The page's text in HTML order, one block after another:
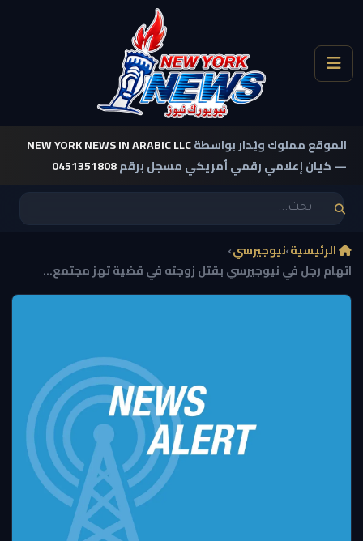
الموقع مملوك ويُدار بواسطةNEW YORK NEWS IN ARABIC LLC
— كيان إعلامي رقمي أمريكي مسجل برقم0451351808
الرئيسية›نيوجيرسي›
اتهام رجل في نيوجيرسي بقتل زوجته في قضية تهز مجتمع...